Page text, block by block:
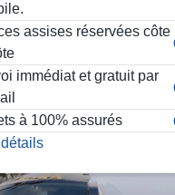
assises réservées côte
immédiat et gratuit par
à 100% assurés